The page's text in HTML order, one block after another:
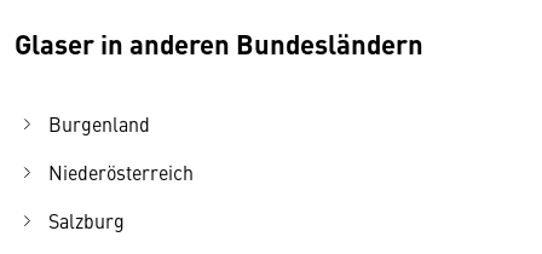
Glaser in anderen Bundesländern
Burgenland
Niederösterreich
Salzburg